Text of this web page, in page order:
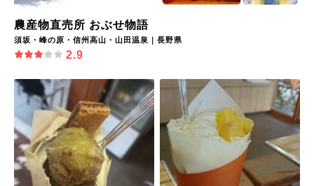
農産物直売所 おぶせ物語
須坂・峰の原・信州高山・山田温泉｜長野県
2.9